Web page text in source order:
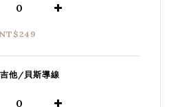
他/貝斯導線